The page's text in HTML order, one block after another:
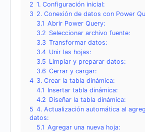
2 1. Configuración inicial:
3 2. Conexión de datos con Power
3.1 Abrir Power Query:
3.2 Seleccionar archivo fuente:
3.3 Transformar datos:
3.4 Unir las hojas:
3.5 Limpiar y preparar datos:
3.6 Cerrar y cargar:
4 3. Crear la tabla dinámica:
4.1 Insertar tabla dinámica:
4.2 Diseñar la tabla dinámica:
5 4. Actualización automática al
datos:
5.1 Agregar una nueva hoja: